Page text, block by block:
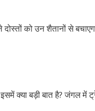
को उन शैतानों से
क्या बड़ी बात है? जंगल में